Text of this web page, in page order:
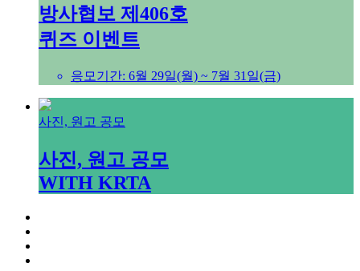
방사협보 제406호
퀴즈 이벤트
응모기간: 6월 29일(월) ~ 7월 31일(금)
사진, 원고 공모
사진, 원고 공모
WITH KRTA